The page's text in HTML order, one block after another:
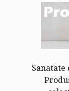
Sanatate